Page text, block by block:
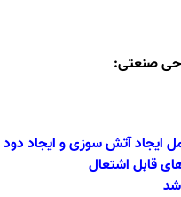
صنعتی:
ایجاد آتش سوزی و ایجاد
قابل اشتعال
شد